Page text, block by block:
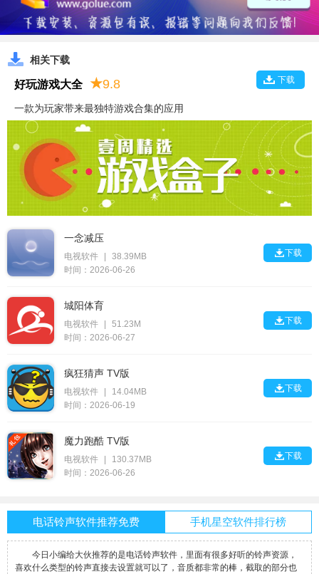
相关下载
下载
好玩游戏大全 ★9.8
一款为玩家带来最独特游戏合集的应用
一念减压
电视软件 |
38.39MB
时间：2026-06-26
下载
城阳体育
电视软件 |
51.23M
时间：2026-06-27
下载
疯狂猜声 TV版
电视软件 |
14.04MB
时间：2026-06-19
下载
魔力跑酷 TV版
电视软件 |
130.37MB
时间：2026-06-26
下载
电话铃声软件推荐免费 手机星空软件排行榜
今日小编给大伙推荐的是电话铃声软件，里面有很多好听的铃声资源，
喜欢什么类型的铃声直接去设置就可以了，音质都非常的棒，截取的部分也